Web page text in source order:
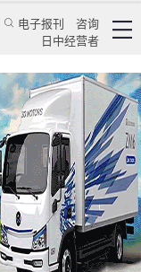
电子报刊
咨询
日中经营者